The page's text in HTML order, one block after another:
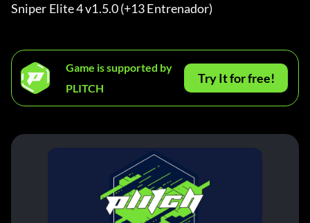
Sniper Elite 4 v1.5.0 (+13 Entrenador)
Game is supported by
PLITCH
Try It for free!